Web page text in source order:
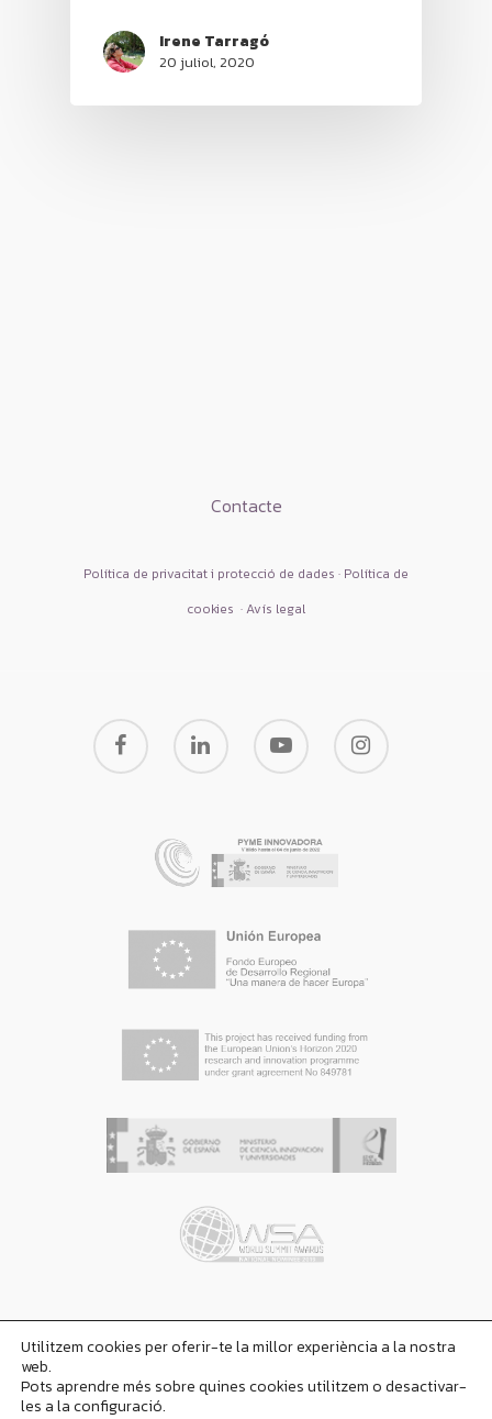
Irene Tarragó
20 juliol, 2020
Contacte
Política de privacitat i protecció de dades · Política de
cookies ·Avís legal
I, nº 184, bajos derecho. Blanes, CP17300 España
Utilitzem cookies per oferir-te la millor experiència a la nostra
web.
Pots aprendre més sobre quines cookies utilitzem o desactivar-
les a la configuració.